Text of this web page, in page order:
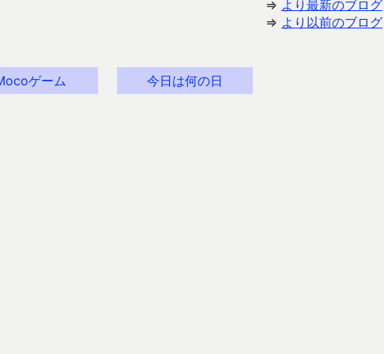
⇒ より最新のブログ
⇒ より以前のブログ
ゲーム 今日は何の日